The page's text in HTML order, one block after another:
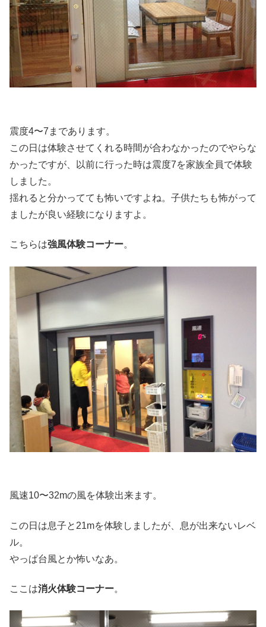
震度4〜7まであります。
この日は体験させてくれる時間が合わなかったのでやらな
かったですが、以前に行った時は震度7を家族全員で体験
しました。
揺れると分かってても怖いですよね。子供たちも怖がって
ましたが良い経験になりますよ。
こちらは強風体験コーナー。
風速10〜32mの風を体験出来ます。
この日は息子と21mを体験しましたが、息が出来ないレベ
ル。
やっぱ台風とか怖いなあ。
ここは消火体験コーナー。